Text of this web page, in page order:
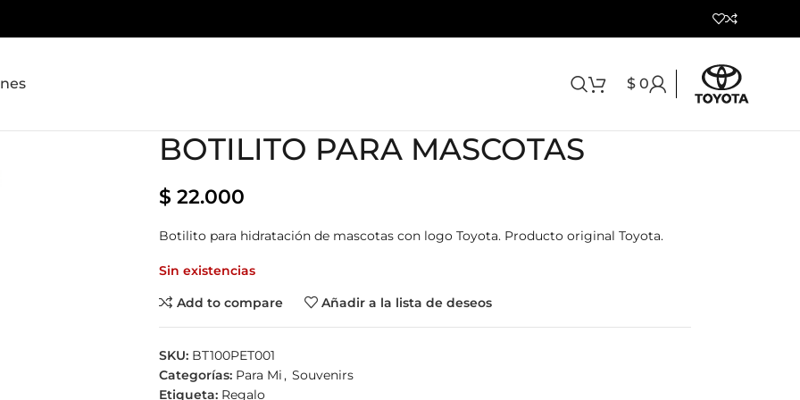
$0
BOTILITO PARA MASCOTAS
$ 22.000
Botilito para hidratación de mascotas con logo Toyota. Producto original Toyota.
Sin existencias
Add to compare
Añadir a la lista de deseos
SKU: BT100PET001
Categorías: Para Mi, Souvenirs
Etiqueta: Regalo